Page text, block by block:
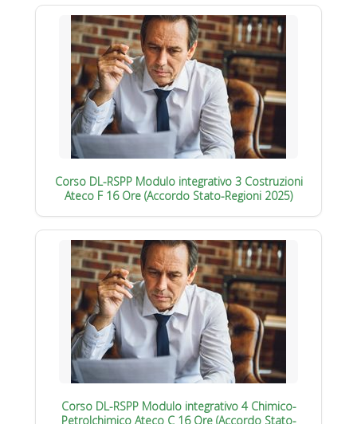
Corso DL-RSPP Modulo integrativo 3 Costruzioni
Ateco F 16 Ore (Accordo Stato-Regioni 2025)
Corso DL-RSPP Modulo integrativo 4 Chimico-
Petrolchimico Ateco C 16 Ore (Accordo Stato-